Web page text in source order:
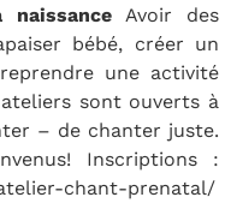
Avoir des
bébé, créer un
une activité
sont ouverts à
– de chanter juste.
Inscriptions :
chant-prenatal/